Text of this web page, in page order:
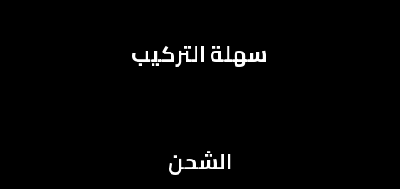
سهلة التركيب
الشحن